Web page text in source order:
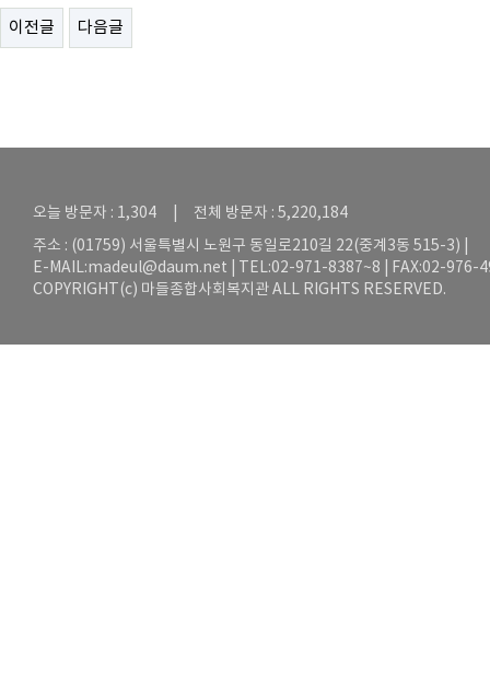
이전글 다음글
오늘 방문자 : 1,304 | 전체 방문자 : 5,220,184
주소 : (01759) 서울특별시 노원구 동일로210길 22(중계3동 515-3) |
E-MAIL:madeul@daum.net | TEL:02-971-8387~8 | FAX:02-976-
COPYRIGHT(c) 마들종합사회복지관 ALL RIGHTS RESERVED.